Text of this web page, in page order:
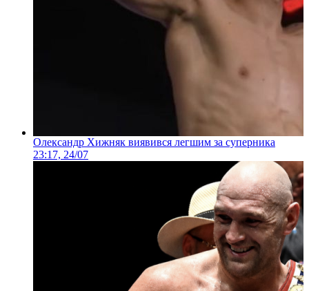
Олександр Хижняк виявився легшим за суперника
23:17, 24/07